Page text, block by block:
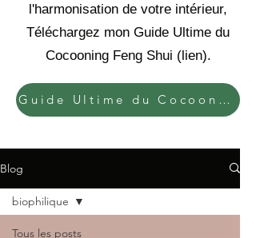
l'harmonisation de votre intérieur,
Téléchargez mon Guide Ultime du
Cocooning Feng Shui (lien).
Guide Ultime du Cocooning Feng Shui
Blog
Tous les posts
biophilique